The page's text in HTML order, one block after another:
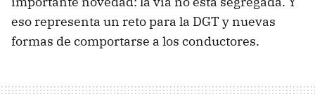
eso representa un reto para la DGT y nuevas
formas de comportarse a los conductores.